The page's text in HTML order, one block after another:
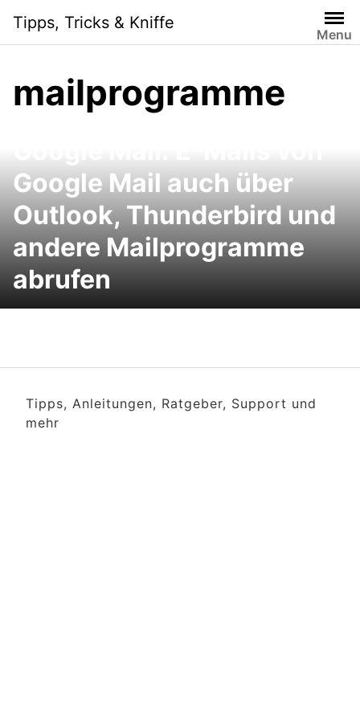
content
Tipps, Tricks & Kniffe
Menu
mailprogramme
Google Mail auch über
Outlook, Thunderbird und
andere Mailprogramme
abrufen
Tipps, Anleitungen, Ratgeber, Support und
mehr